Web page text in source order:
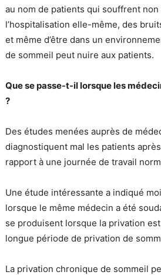
au nom de patients qui souffrent
l’hospitalisation elle-même, des
et même d’être dans un
de sommeil peut nuire aux patients.
Que se passe-t-il lorsque les
?
Des études menées auprès de
diagnostiquent mal les patients
rapport à une journée de travail
Une étude intéressante a indiqué
lorsque le même médecin a été
se produisent lorsque la privation
longue période de privation de
La privation chronique de sommeil